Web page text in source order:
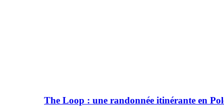
The Loop : une randonnée itinérante en